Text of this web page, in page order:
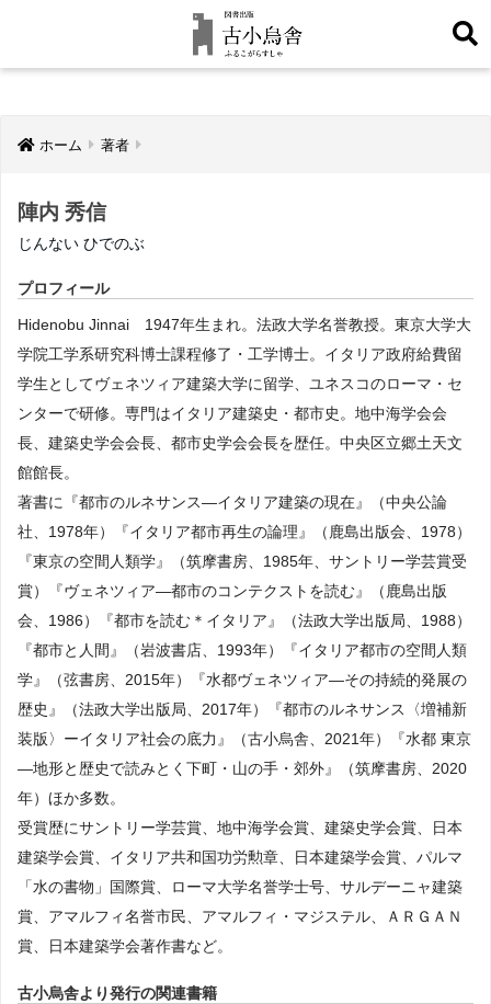
ホーム 著者
陣内 秀信
じんない ひでのぶ
プロフィール
Hidenobu Jinnai 1947年生まれ。法政大学名誉教授。東京大学大
学院工学系研究科博士課程修了・工学博士。イタリア政府給費留
学生としてヴェネツィア建築大学に留学、ユネスコのローマ・セ
ンターで研修。専門はイタリア建築史・都市史。地中海学会会
長、建築史学会会長、都市史学会会長を歴任。中央区立郷土天文
館館長。
著書に『都市のルネサンス―イタリア建築の現在』（中央公論
社、1978年）『イタリア都市再生の論理』（鹿島出版会、1978）
『東京の空間人類学』（筑摩書房、1985年、サントリー学芸賞受
賞）『ヴェネツィア―都市のコンテクストを読む』（鹿島出版
会、1986）『都市を読む＊イタリア』（法政大学出版局、1988）
『都市と人間』（岩波書店、1993年）『イタリア都市の空間人類
学』（弦書房、2015年）『水都ヴェネツィア―その持続的発展の
歴史』（法政大学出版局、2017年）『都市のルネサンス〈増補新
装版〉ーイタリア社会の底力』（古小烏舎、2021年）『水都 東京
―地形と歴史で読みとく下町・山の手・郊外』（筑摩書房、2020
年）ほか多数。
受賞歴にサントリー学芸賞、地中海学会賞、建築史学会賞、日本
建築学会賞、イタリア共和国功労勲章、日本建築学会賞、パルマ
「水の書物」国際賞、ローマ大学名誉学士号、サルデーニャ建築
賞、アマルフィ名誉市民、アマルフィ・マジステル、ＡＲＧＡＮ
賞、日本建築学会著作書など。
古小烏舎より発行の関連書籍